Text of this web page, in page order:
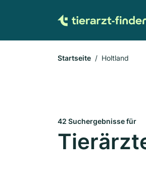
Startseite Holtland
42 Suchergebnisse für